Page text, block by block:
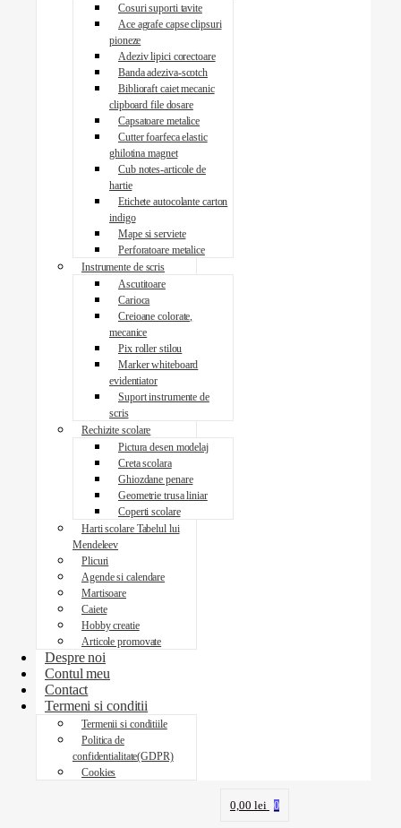
Cosuri suporti tavite
Ace agrafe capse clipsuri
pioneze
Adeziv lipici corectoare
Banda adeziva-scotch
Biblioraft caiet mecanic
clipboard file dosare
Capsatoare metalice
Cutter foarfeca elastic
ghilotina magnet
Cub notes-articole de
hartie
Etichete autocolante carton
indigo
Mape si serviete
Perforatoare metalice
Instrumente de scris
Ascutitoare
Carioca
Creioane colorate,
mecanice
Pix roller stilou
Marker whiteboard
evidentiator
Suport instrumente de
scris
Rechizite scolare
Pictura desen modelaj
Creta scolara
Ghiozdane penare
Geometrie trusa liniar
Coperti scolare
Harti scolare Tabelul lui
Mendeleev
Plicuri
Agende si calendare
Martisoare
Caiete
Hobby creatie
Articole promovate
Despre noi
Contul meu
Contact
Termeni si conditii
Termenii si conditiile
Politica de
confidentialitate(GDPR)
Cookies
0,00 lei 0